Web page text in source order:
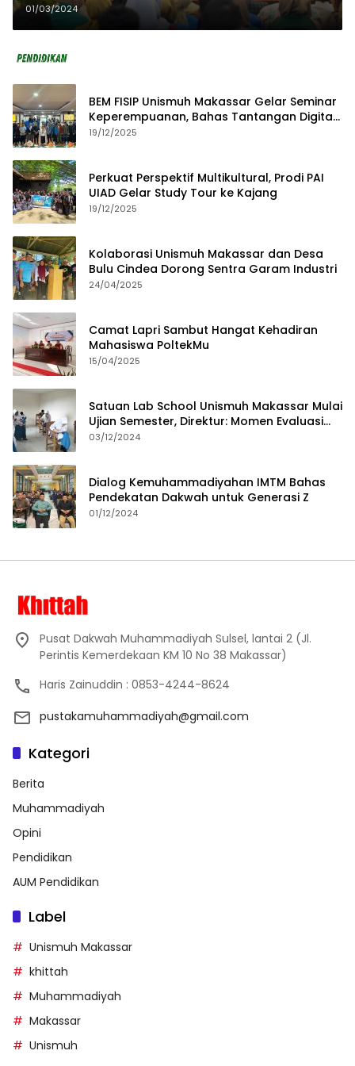
dari 31 Perguruan Tinggi se
Indonesia
01/03/2024
BEM FISIP Unismuh Makassar Gelar Seminar
Keperempuanan, Bahas Tantangan Digital
dan Budaya Lokal
19/12/2025
Perkuat Perspektif Multikultural, Prodi PAI
UIAD Gelar Study Tour ke Kajang
19/12/2025
Kolaborasi Unismuh Makassar dan Desa
Bulu Cindea Dorong Sentra Garam Industri
24/04/2025
Camat Lapri Sambut Hangat Kehadiran
Mahasiswa PoltekMu
15/04/2025
Satuan Lab School Unismuh Makassar Mulai
Ujian Semester, Direktur: Momen Evaluasi
Proses Pembelajaran
03/12/2024
Dialog Kemuhammadiyahan IMTM Bahas
Pendekatan Dakwah untuk Generasi Z
01/12/2024
Pusat Dakwah Muhammadiyah Sulsel, lantai 2 (Jl.
Perintis Kemerdekaan KM 10 No 38 Makassar)
Haris Zainuddin : 0853-4244-8624
pustakamuhammadiyah@gmail.com
Kategori
Berita
Muhammadiyah
Opini
Pendidikan
AUM Pendidikan
Label
Unismuh Makassar
khittah
Muhammadiyah
Makassar
Unismuh